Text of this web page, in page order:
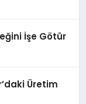
İşe Götür
Üretim